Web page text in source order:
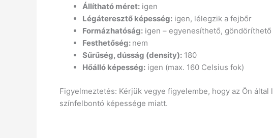
Állítható méret: igen
Légáteresztő képesség: igen, lélegzik a fejbőr
Formázhatóság: igen – egyenesíthető,
Festhetőség: nem
Sűrűség, dússág (density): 180
Hőálló képesség: igen (max. 160 Celsius fok)
Figyelmeztetés: Kérjük vegye figyelembe, hogy az Ön
színfelbontó képessége miatt.